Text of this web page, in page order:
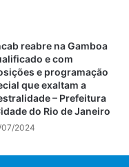
janeiro
Janeiro
reabre na Gamboa
e com
e programação
que exaltam a
– Prefeitura
do Rio de Janeiro
2024